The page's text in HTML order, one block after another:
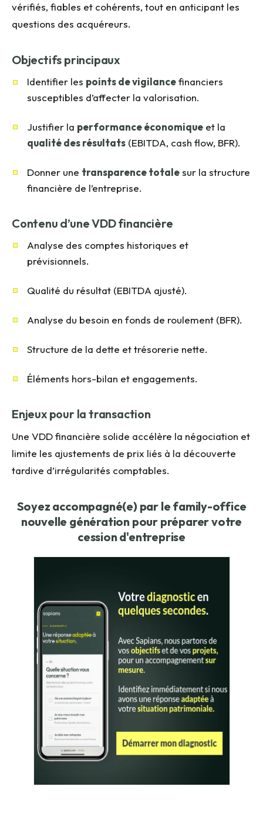
vérifiés, fiables et cohérents, tout en anticipant les
questions des acquéreurs.
Objectifs principaux
Identifier les points de vigilancefinanciers
susceptibles d’affecter la valorisation.
Justifier la performance économique et la
qualité des résultats (EBITDA, cash flow, BFR).
Donner une transparence totalesur la structure
financière de l’entreprise.
Contenu d’une VDD financière
Analyse des comptes historiques et
prévisionnels.
Qualité du résultat (EBITDA ajusté).
Analyse du besoin en fonds de roulement (BFR).
Structure de la dette et trésorerie nette.
Éléments hors-bilan et engagements.
Enjeux pour la transaction
Une VDD financière solide accélère la négociation et
limite les ajustements de prix liés à la découverte
tardive d’irrégularités comptables.
Soyez accompagné(e) par le family-office
nouvelle génération pour préparer votre
cession d'entreprise